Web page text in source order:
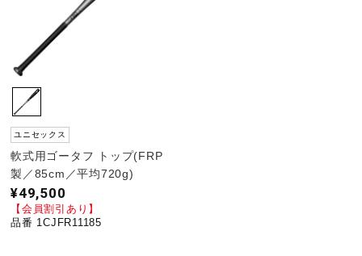
ユニセックス
軟式用ゴータフ トップ(FRP
製／85cm／平均720g)
¥49,500
【会員割引あり】
品番 1CJFR11185